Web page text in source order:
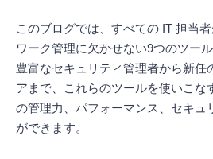
このブログでは、すべての IT 担当
ワーク管理に欠かせない9つのツー
豊富なセキュリティ管理者から新任
アまで、これらのツールを使いこな
の管理力、パフォーマンス、セキュ
ができます。